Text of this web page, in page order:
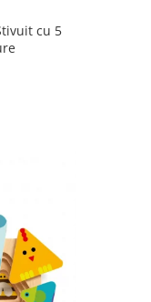
cu 5